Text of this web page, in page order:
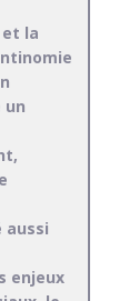
la
un
aussi
enjeux